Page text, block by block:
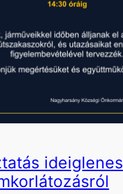
ideiglenes